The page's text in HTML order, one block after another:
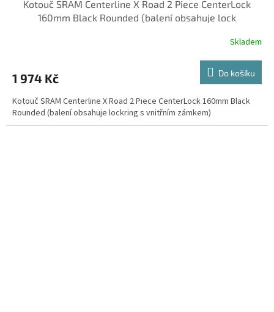
Kotouč SRAM Centerline X Road 2 Piece CenterLock
160mm Black Rounded (balení obsahuje lock
Skladem
1 974 Kč Do košíku
Kotouč SRAM Centerline X Road 2 Piece CenterLock 160mm Black
Rounded (balení obsahuje lockring s vnitřním zámkem)